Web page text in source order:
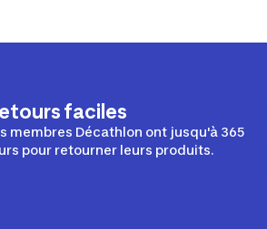
faciles
membres Décathlon ont jusqu'à 365
pour retourner leurs produits.